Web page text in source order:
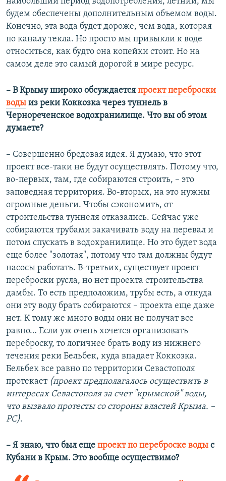
будем обеспечены дополнительным объемом воды.
Конечно, эта вода будет дороже, чем вода, которая
по каналу текла. Но просто мы привыкли к воде
относиться, как будто она копейки стоит. Но на
самом деле это самый дорогой в мире ресурс.
– В Крыму широко обсуждается проект переброски
воды из реки Коккозка через туннель в
Чернореченское водохранилище. Что вы об этом
думаете?
– Совершенно бредовая идея. Я думаю, что этот
проект все-таки не будут осуществлять. Потому что,
во-первых, там, где собираются строить, – это
заповедная территория. Во-вторых, на это нужны
огромные деньги. Чтобы сэкономить, от
строительства туннеля отказались. Сейчас уже
собираются трубами закачивать воду на перевал и
потом спускать в водохранилище. Но это будет вода
еще более "золотая", потому что там должны будут
насосы работать. В-третьих, существует проект
переброски русла, но нет проекта строительства
дамбы. То есть предположим, трубы есть, а откуда
они эту воду брать собираются – проекта еще даже
нет. К тому же много воды они не получат все
равно… Если уж очень хочется организовать
переброску, то логичнее брать воду из нижнего
течения реки Бельбек, куда впадает Коккозка.
Бельбек все равно по территории Севастополя
протекает (проект предполагалось осуществить в
интересах Севастополя за счет "крымской" воды,
что вызвало протесты со стороны властей Крыма. –
РС).
– Я знаю, что был еще проект по переброске воды с
Кубани в Крым. Это вообще осуществимо?